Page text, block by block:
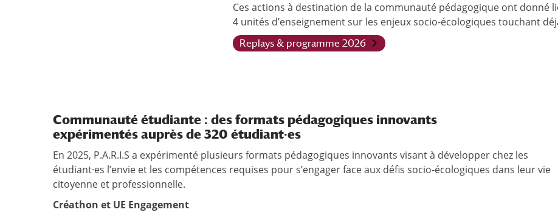
Ces actions à destination de la communauté pédagogique ont donné
4 unités d’enseignement sur les enjeux socio-écologiques touchant
Replays & programme 2026
Communauté étudiante : des formats pédagogiques innovants
expérimentés auprès de 320 étudiant·es
En 2025, P.A.R.I.S a expérimenté plusieurs formats pédagogiques innovants visant à développer chez les
étudiant·es l’envie et les compétences requises pour s’engager face aux défis socio-écologiques dans leur vie
citoyenne et professionnelle.
Créathon et UE Engagement